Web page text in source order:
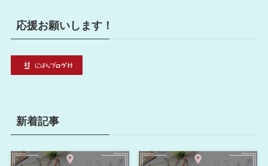
応援お願いします！
新着記事